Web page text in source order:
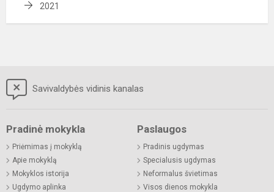
2021
Savivaldybės vidinis kanalas
Pradinė mokykla
Priėmimas į mokyklą
Apie mokyklą
Mokyklos istorija
Ugdymo aplinka
Paslaugos
Pradinis ugdymas
Specialusis ugdymas
Neformalus švietimas
Visos dienos mokykla